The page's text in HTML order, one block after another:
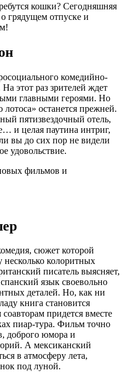
кошки? Сегодняшняя
грядущем отпуске и
комедийно-
этот раз зрителей ждет
главными героями. Но
останется прежней.
пятизвездочный отель,
и целая паутина интриг,
вы до сих пор не видели
удовольствие.
сюжет которой
несколько колоритных
писатель выясняет,
язык своевольно
деталей. Но, как ни
книга становится
придется вместе
пиар-тура. Фильм точно
доброго юмора и
А мексиканский
в атмосферу лета,
под луной.